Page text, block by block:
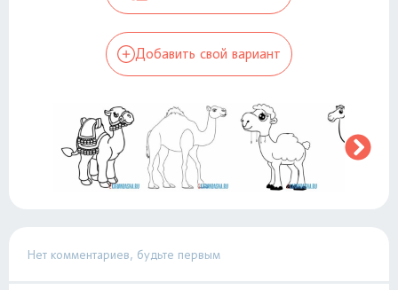
Добавить свой вариант
Нет комментариев, будьте первым